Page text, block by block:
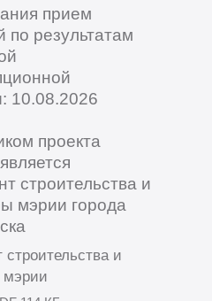
прием
по результатам
10.08.2026
проекта
строительства и
мэрии города
и
мэрии